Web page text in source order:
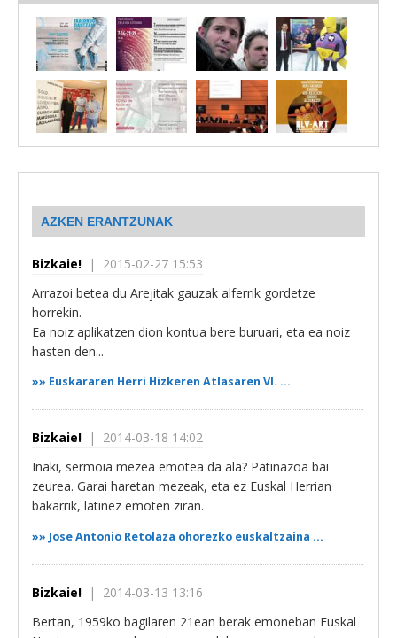
AZKEN ERANTZUNAK
Bizkaie! | 2015-02-27 15:53
Arrazoi betea du Arejitak gauzak alferrik gordetze
horrekin.
Ea noiz aplikatzen dion kontua bere buruari, eta ea noiz
hasten den...
»» Euskararen Herri Hizkeren Atlasaren VI. ...
Bizkaie! | 2014-03-18 14:02
Iñaki, sermoia mezea emotea da ala? Patinazoa bai
zeurea. Garai haretan mezeak, eta ez Euskal Herrian
bakarrik, latinez emoten ziran.
»» Jose Antonio Retolaza ohorezko euskaltzaina ...
Bizkaie! | 2014-03-13 13:16
Bertan, 1959ko bagilaren 21ean berak emoneban Euskal